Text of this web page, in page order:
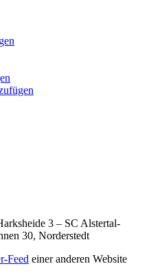
3 – SC Alstertal-
30, Norderstedt
Feed einer anderen Website